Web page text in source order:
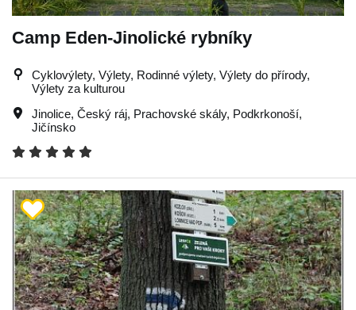
Camp Eden-Jinolické rybníky
Cyklovýlety, Výlety, Rodinné výlety, Výlety do přírody,
Výlety za kulturou
Jinolice, Český ráj, Prachovské skály, Podkrkonoší,
Jičínsko